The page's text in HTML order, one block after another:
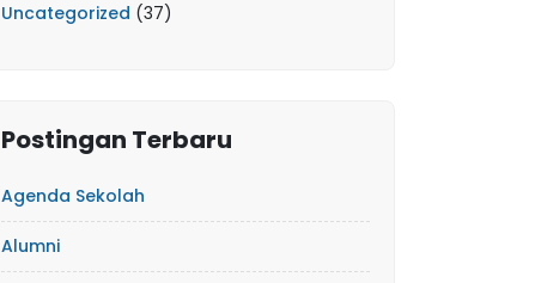
Uncategorized (37)
Postingan Terbaru
Agenda Sekolah
Alumni